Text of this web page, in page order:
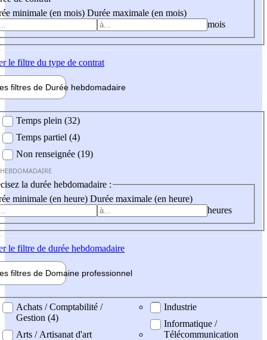
minimale (en mois) Durée maximale (en mois)
mois
le filtre du type de contrat
filtres de Durée hebdomadaire
Temps plein (32)
Temps partiel (4)
Non renseignée (19)
la durée hebdomadaire :
minimale (en heure) Durée maximale (en heure)
heures
le filtre de durée hebdomadaire
filtres de Domaine professionnel
professionel
Achats / Comptabilité /
Gestion (4)
Arts / Artisanat d'art
Industrie
Informatique /
Télécommunication